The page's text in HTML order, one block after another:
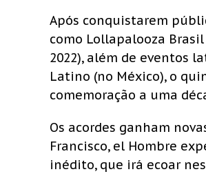
Após conquistarem
como Lollapalooza Brasil
2022), além de eventos
Latino (no México), o
comemoração a uma
Os acordes ganham
Francisco, el Hombre
inédito, que irá ecoar